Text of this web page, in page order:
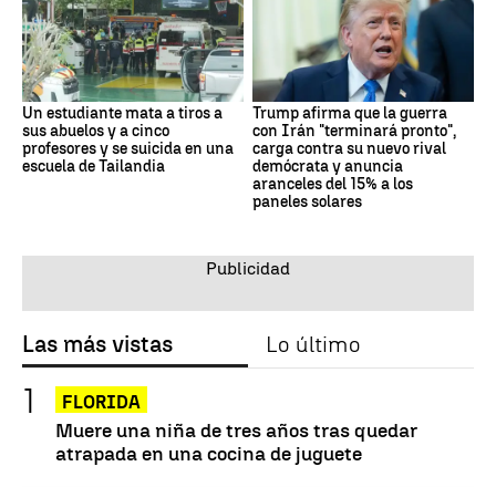
Un estudiante mata a tiros a
sus abuelos y a cinco
profesores y se suicida en una
escuela de Tailandia
Trump afirma que la guerra
con Irán "terminará pronto",
carga contra su nuevo rival
demócrata y anuncia
aranceles del 15% a los
paneles solares
Las más vistas Lo último
FLORIDA
Muere una niña de tres años tras quedar
atrapada en una cocina de juguete